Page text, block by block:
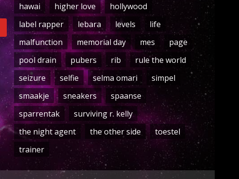
hawai
higher love
hollywood
label rapper
lebara levels
life
malfunction
memorial day mes
page
pool drain
pubers rib
rule the world
seizure
selfie selma omari
simpel
smaakje
sneakers
spaanse
sparrentak
surviving r. kelly
the night agent
the other side
toestel
trainer